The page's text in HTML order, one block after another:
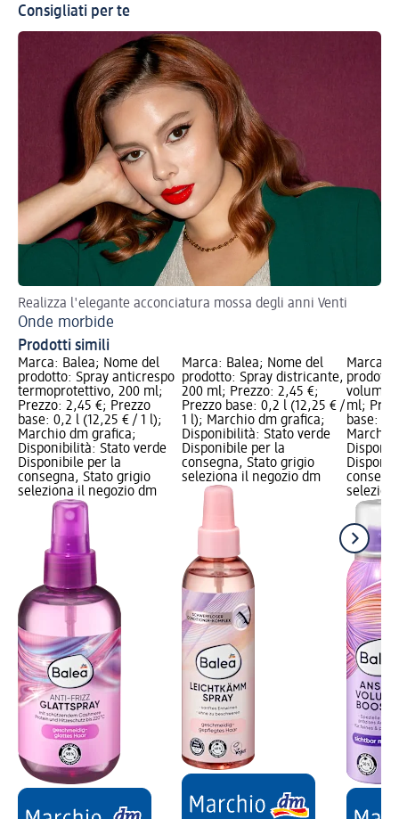
Consigliati per te
Realizza l'elegante acconciatura mossa degli anni Venti
Onde morbide
Prodotti simili
Marca: Balea; Nome del
prodotto: Spray anticrespo
termoprotettivo, 200 ml;
Prezzo: 2,45 €; Prezzo
base: 0,2 l (12,25 € / 1 l);
Marchio dm grafica;
Disponibilità: Stato verde
Disponibile per la
consegna, Stato grigio
seleziona il negozio dm
Marca: Balea; Nome del
prodotto: Spray districante,
200 ml; Prezzo: 2,45 €;
Prezzo base: 0,2 l (12,25 € /
1 l); Marchio dm grafica;
Disponibilità: Stato verde
Disponibile per la
consegna, Stato grigio
seleziona il negozio dm
Marca:
ml;
base:
Marchio